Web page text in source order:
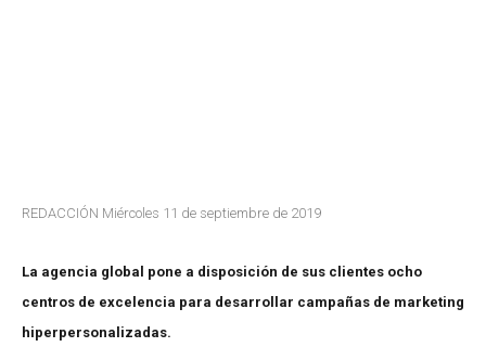
REDACCIÓN Miércoles 11 de septiembre de 2019
La agencia global pone a disposición de sus clientes ocho
centros de excelencia para desarrollar campañas de marketing
hiperpersonalizadas.